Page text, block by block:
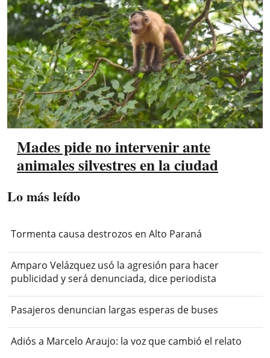
Mades pide no intervenir ante
animales silvestres en la ciudad
Lo más leído
Tormenta causa destrozos en Alto Paraná
Amparo Velázquez usó la agresión para hacer
publicidad y será denunciada, dice periodista
Pasajeros denuncian largas esperas de buses
Adiós a Marcelo Araujo: la voz que cambió el relato